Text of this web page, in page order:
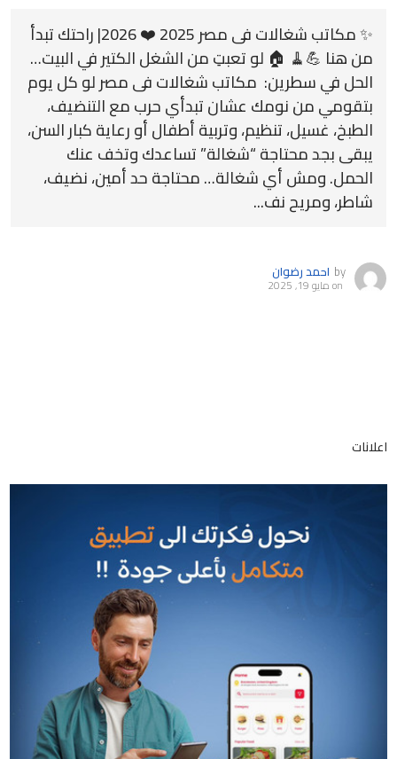
✨ مكاتب شغالات فى مصر 2025 ❤️ 2026| راحتك تبدأ
من هنا 💪🧹 🏠 لو تعبتِ من الشغل الكتير في البيت…
الحل في سطرين: مكاتب شغالات فى مصر لو كل يوم
بتقومي من نومك عشان تبدأي حرب مع التنضيف،
الطبخ، غسيل، تنظيم، وتربية أطفال أو رعاية كبار السن،
يبقى بجد محتاجة “شغالة” تساعدك وتخف عنك
الحمل. ومش أي شغالة… محتاجة حد أمين، نضيف،
شاطر، ومريح نف...
by احمد رضوان
onمايو 19, 2025
اعلانات